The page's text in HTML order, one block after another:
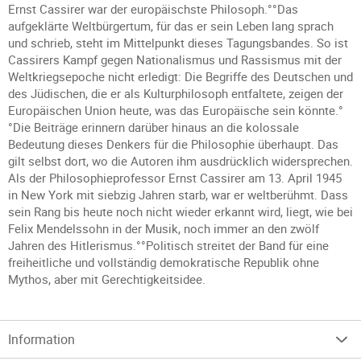
Ernst Cassirer war der europäischste Philosoph.°°Das
aufgeklärte Weltbürgertum, für das er sein Leben lang sprach
und schrieb, steht im Mittelpunkt dieses Tagungsbandes. So ist
Cassirers Kampf gegen Nationalismus und Rassismus mit der
Weltkriegsepoche nicht erledigt: Die Begriffe des Deutschen und
des Jüdischen, die er als Kulturphilosoph entfaltete, zeigen der
Europäischen Union heute, was das Europäische sein könnte.°
°Die Beiträge erinnern darüber hinaus an die kolossale
Bedeutung dieses Denkers für die Philosophie überhaupt. Das
gilt selbst dort, wo die Autoren ihm ausdrücklich widersprechen.
Als der Philosophieprofessor Ernst Cassirer am 13. April 1945
in New York mit siebzig Jahren starb, war er weltberühmt. Dass
sein Rang bis heute noch nicht wieder erkannt wird, liegt, wie bei
Felix Mendelssohn in der Musik, noch immer an den zwölf
Jahren des Hitlerismus.°°Politisch streitet der Band für eine
freiheitliche und vollständig demokratische Republik ohne
Mythos, aber mit Gerechtigkeitsidee.
Information